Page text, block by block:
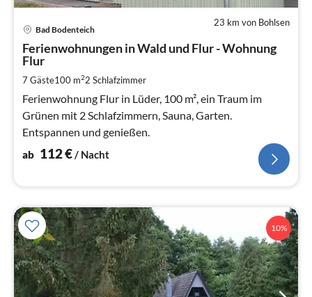
23 km von Bohlsen
Bad Bodenteich
Ferienwohnungen in Wald und Flur - Wohnung
Flur
7 Gäste100 m22 Schlafzimmer
Ferienwohnung Flur in Lüder, 100 m², ein Traum im
Grünen mit 2 Schlafzimmern, Sauna, Garten.
Entspannen und genießen.
ab 112€/ Nacht
10%